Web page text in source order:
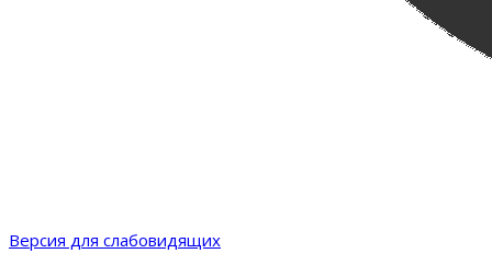
Версия для слабовидящих